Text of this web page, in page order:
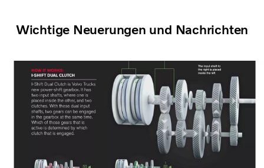
Wichtige Neuerungen und Nachrichten